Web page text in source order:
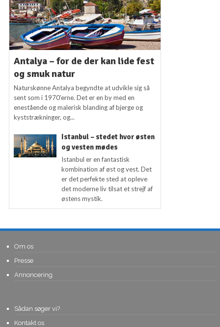
Antalya – for de der kan lide fest
og smuk natur
Naturskønne Antalya begyndte at udvikle sig så
sent som i 1970’erne. Det er en by med en
enestående og malerisk blanding af bjerge og
kyststrækninger, og...
Istanbul – stedet hvor østen
og vesten mødes
Istanbul er en fantastisk
kombination af øst og vest. Det
er det perfekte sted at opleve
det moderne liv tilsat et strejf af
østens mystik.
Om os
Presse
Annoncering
Sådan søger vi?
Kontakt os